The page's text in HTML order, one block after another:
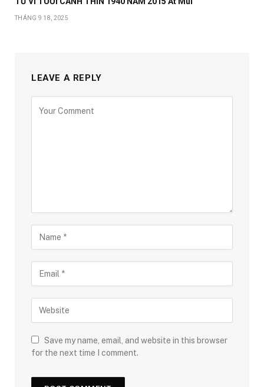
THÁNG 9 18, 2025
LEAVE A REPLY
Save my name, email, and website in this browser
for the next time I comment.